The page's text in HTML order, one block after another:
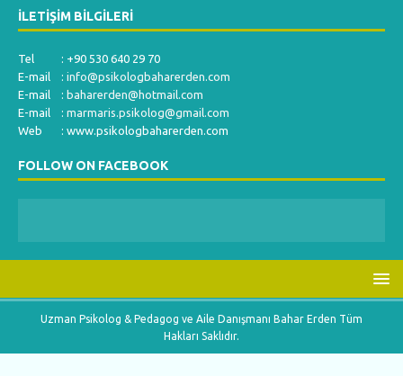
İLETIŞIM BILGILERI
Tel : +90 530 640 29 70
E-mail : info@psikologbaharerden.com
E-mail : baharerden@hotmail.com
E-mail : marmaris.psikolog@gmail.com
Web : www.psikologbaharerden.com
FOLLOW ON FACEBOOK
Uzman Psikolog & Pedagog ve Aile Danışmanı Bahar Erden Tüm
Hakları Saklıdır.